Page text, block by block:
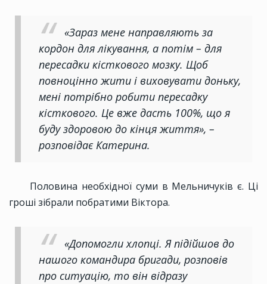
«Зараз мене направляють за
кордон для лікування, а потім – для
пересадки кісткового мозку. Щоб
повноцінно жити і виховувати доньку,
мені потрібно робити пересадку
кісткового. Це вже дасть 100%, що я
буду здоровою до кінця життя», –
розповідає Катерина.
Половина необхідної суми в Мельничуків є. Ці
гроші зібрали побратими Віктора.
«Допомогли хлопці. Я підійшов до
нашого командира бригади, розповів
про ситуацію, то він відразу